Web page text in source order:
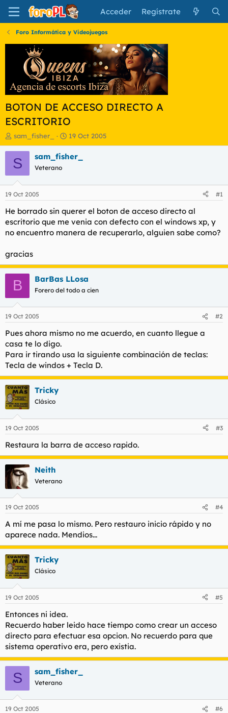
Acceder Regístrate
Foro Informática y Videojuegos
BOTON DE ACCESO DIRECTO A
ESCRITORIO
I
n
i
c
a
d
o
r
e
l
e
m
a
sam_fisher_
F
e
c
i
n
c
i
19 Oct 2005
S sam_fisher_
Veterano
19 Oct 2005 #1
He borrado sin querer el boton de acceso directo al
escritorio que me venia con defecto con el windows xp, y
no encuentro manera de recuperarlo, alguien sabe como?
gracias
B BarBas LLosa
Forero del todo a cien
19 Oct 2005 #2
Pues ahora mismo no me acuerdo, en cuanto llegue a
casa te lo digo.
Para ir tirando usa la siguiente combinación de teclas:
Tecla de windos + Tecla D.
Tricky
Clásico
19 Oct 2005 #3
Restaura la barra de acceso rapido.
Neith
Veterano
19 Oct 2005 #4
A mí me pasa lo mismo. Pero restauro inicio rápido y no
aparece nada. Mendios...
Tricky
Clásico
19 Oct 2005 #5
Entonces ni idea.
Recuerdo haber leido hace tiempo como crear un acceso
directo para efectuar esa opcion. No recuerdo para que
sistema operativo era, pero existia.
S sam_fisher_
Veterano
19 Oct 2005 #6